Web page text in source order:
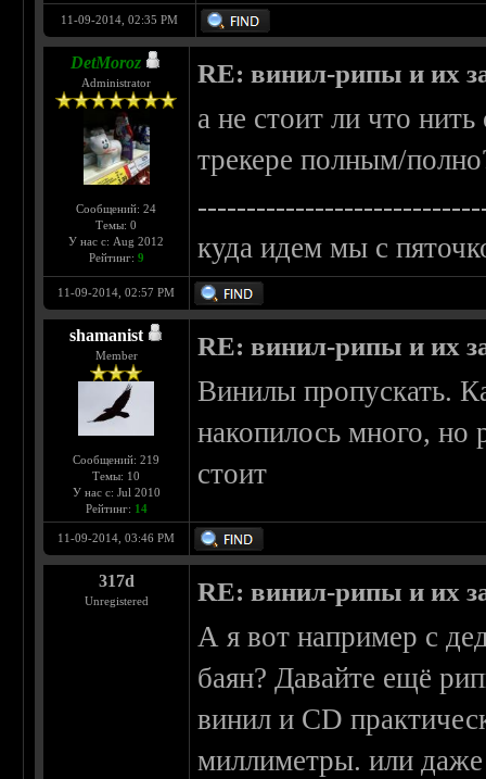
11-09-2014, 02:35 PM
DetMoroz
Administrator
Сообщений: 24
Темы: 0
У нас с: Aug 2012
Рейтинг: 9
RE: винил-рипы и их
а не стоит ли что
трекере полным/
куда идем мы с
11-09-2014, 02:57 PM
shamanist
Member
Сообщений: 219
Темы: 10
У нас с: Jul 2010
Рейтинг: 14
RE: винил-рипы и их
Винилы пропускать.
накопилось много, но
стоит
11-09-2014, 03:46 PM
317d
Unregistered RE: винил-рипы и их
А я вот например с
баян? Давайте ещё
винил и CD
миллиметры. или даже